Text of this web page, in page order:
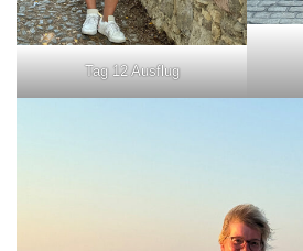
Tag 12 Ausflug